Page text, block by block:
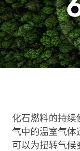
化石燃料的持
气中的温室气体
可以为扭转气